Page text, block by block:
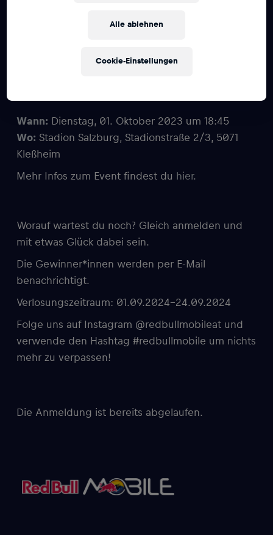
auf Stade Brest in der Red Bull Arena trifft!
Wann: Dienstag, 01. Oktober 2023 um 18:45
Wo: Stadion Salzburg, Stadionstraße 2/3, 5071
Kleßheim
Mehr Infos zum Event findest du hier.
Worauf wartest du noch? Gleich anmelden und
mit etwas Glück dabei sein.
Die Gewinner*innen werden per E-Mail
benachrichtigt.
Verlosungszeitraum: 01.09.2024-24.09.2024
Folge uns auf Instagram @redbullmobileat und
verwende den Hashtag #redbullmobile um nichts
mehr zu verpassen!
Die Anmeldung ist bereits abgelaufen.
Alle ablehnen
Cookie-Einstellungen